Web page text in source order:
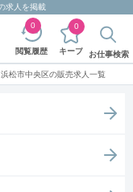
求人を掲載
閲覧履歴
0
キープ
0
お仕事検索
浜松市中央区の販売求人一覧